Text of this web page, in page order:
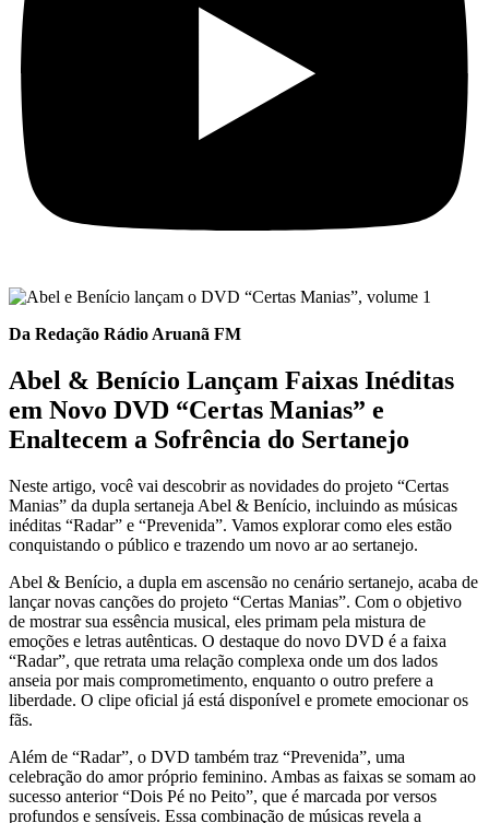
Da Redação Rádio Aruanã FM
Abel & Benício Lançam Faixas Inéditas
em Novo DVD “Certas Manias” e
Enaltecem a Sofrência do Sertanejo
Neste artigo, você vai descobrir as novidades do projeto “Certas
Manias” da dupla sertaneja Abel & Benício, incluindo as músicas
inéditas “Radar” e “Prevenida”. Vamos explorar como eles estão
conquistando o público e trazendo um novo ar ao sertanejo.
Abel & Benício, a dupla em ascensão no cenário sertanejo, acaba de
lançar novas canções do projeto “Certas Manias”. Com o objetivo
de mostrar sua essência musical, eles primam pela mistura de
emoções e letras autênticas. O destaque do novo DVD é a faixa
“Radar”, que retrata uma relação complexa onde um dos lados
anseia por mais comprometimento, enquanto o outro prefere a
liberdade. O clipe oficial já está disponível e promete emocionar os
fãs.
Além de “Radar”, o DVD também traz “Prevenida”, uma
celebração do amor próprio feminino. Ambas as faixas se somam ao
sucesso anterior “Dois Pé no Peito”, que é marcada por versos
profundos e sensíveis. Essa combinação de músicas revela a